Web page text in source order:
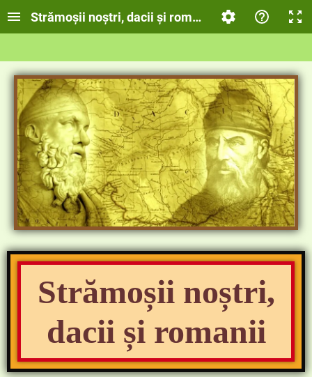
Strămoșii noștri, dacii și romanii
Strămoșii noștri,
dacii și romanii